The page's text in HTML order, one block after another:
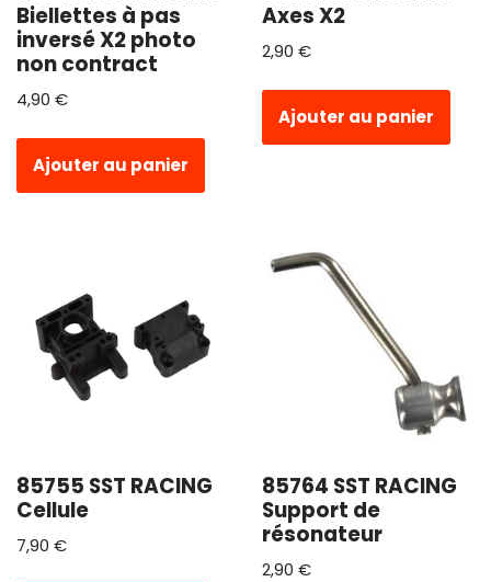
Biellettes à pas
inversé X2 photo
non contract
4,90 €
Ajouter au panier
Axes X2
2,90 €
Ajouter au panier
85755 SST RACING
Cellule
7,90 €
85764 SST RACING
Support de
résonateur
2,90 €